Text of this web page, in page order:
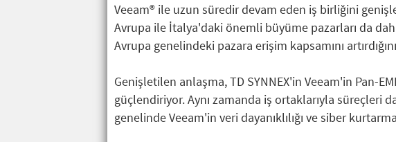
Veeam® ile uzun süredir devam eden iş birliğini
Avrupa ile İtalya'daki önemli büyüme pazarları da
Avrupa genelindeki pazara erişim kapsamını
Genişletilen anlaşma, TD SYNNEX'in Veeam'in Pan-
güçlendiriyor. Aynı zamanda iş ortaklarıyla süreçleri
genelinde Veeam'in veri dayanıklılığı ve siber